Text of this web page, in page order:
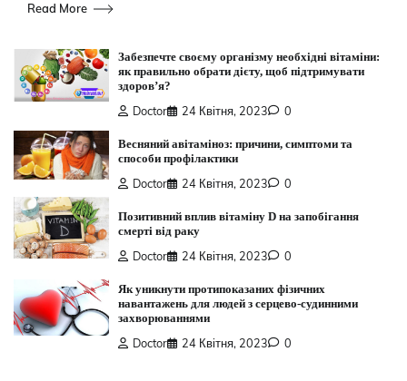
Read More
Забезпечте своєму організму необхідні вітаміни:
як правильно обрати дієту, щоб підтримувати
здоров’я?
Doctor 24 Квітня, 2023 0
Весняний авітаміноз: причини, симптоми та
способи профілактики
Doctor 24 Квітня, 2023 0
Позитивний вплив вітаміну D на запобігання
смерті від раку
Doctor 24 Квітня, 2023 0
Як уникнути протипоказаних фізичних
навантажень для людей з серцево-судинними
захворюваннями
Doctor 24 Квітня, 2023 0